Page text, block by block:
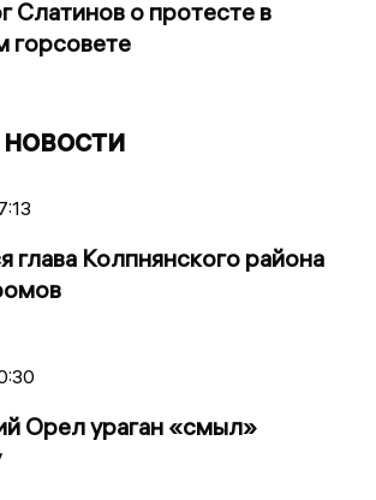
Слатинов о протесте в
горсовете
глава Колпнянского района
Орел ураган «смыл»